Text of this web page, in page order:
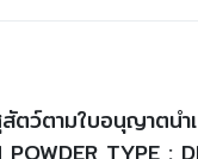
ว์ตามใบอนุญาตนำ